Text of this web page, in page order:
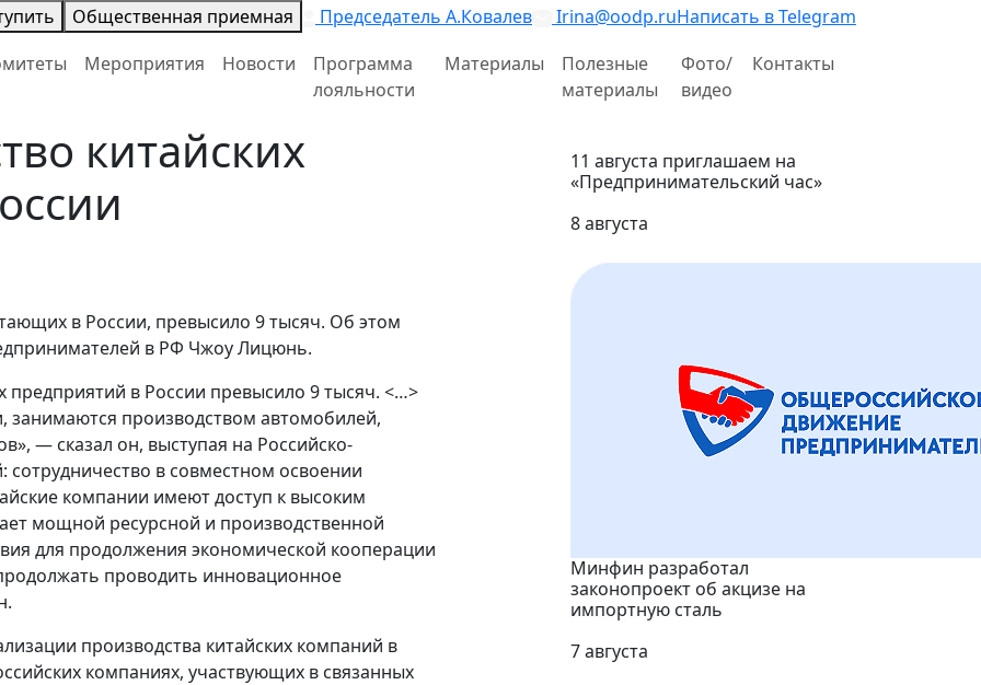
Общественная приемная Председатель А.Ковалев Irina@oodp.ruНаписать в Telegram
Мероприятия Новости
Программа
лояльности
Материалы
Полезные
материалы
Фото/
видео
Контакты
китайских
в России, превысило 9 тысяч. Об этом
в РФ Чжоу Лицюнь.
предприятий в России превысило 9 тысяч. <…>
производством автомобилей,
— сказал он, выступая на Российско-
в совместном освоении
компании имеют доступ к высоким
мощной ресурсной и производственной
для продолжения экономической кооперации
проводить инновационное
производства китайских компаний в
компаниях, участвующих в связанных
11 августа приглашаем на
«Предпринимательский час»
8 августа
Минфин разработал
законопроект об акцизе на
импортную сталь
7 августа